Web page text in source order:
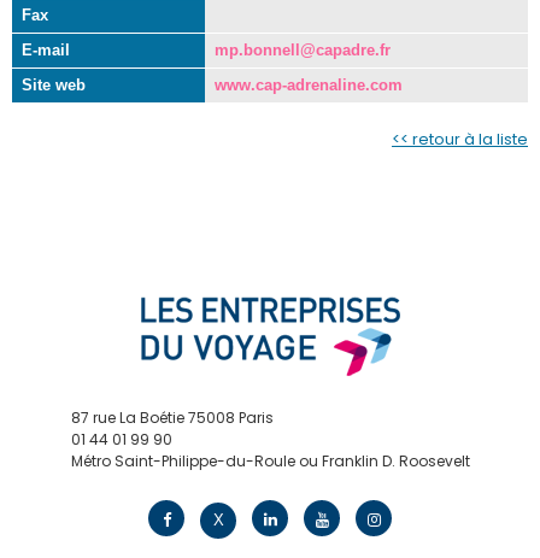
Fax
E-mail
mp.bonnell@capadre.fr
Site web
www.cap-adrenaline.com
<< retour à la liste
87 rue La Boétie 75008 Paris
01 44 01 99 90
Métro Saint-Philippe-du-Roule ou Franklin D. Roosevelt
X